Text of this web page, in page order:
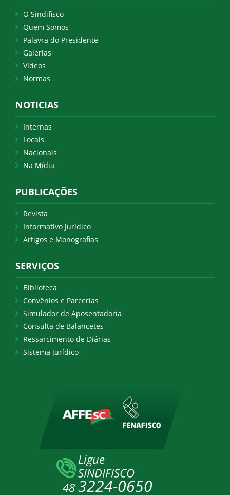
O Sindifisco
Quem Somos
Palavra do Presidente
Galerias
Vídeos
Normas
NOTICIAS
Internas
Locais
Nacionais
Na Mídia
PUBLICAÇÕES
Revista
Informativo Jurídico
Artigos e Monografias
SERVIÇOS
Biblioteca
Convênios e Parcerias
Simulador de Aposentadoria
Consulta de Balancetes
Ressarcimento de Diárias
Sistema Jurídico